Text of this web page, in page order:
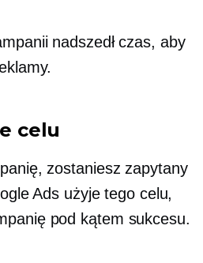
nadszedł czas, aby
celu
zostaniesz zapytany
Ads użyje tego celu,
pod kątem sukcesu.